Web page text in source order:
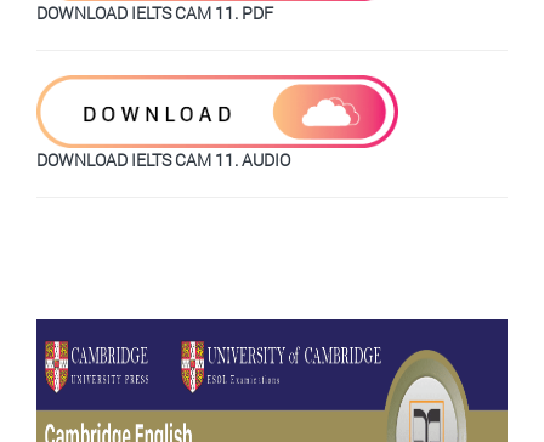
DOWNLOAD IELTS CAM 11. PDF
DOWNLOAD IELTS CAM 11. AUDIO